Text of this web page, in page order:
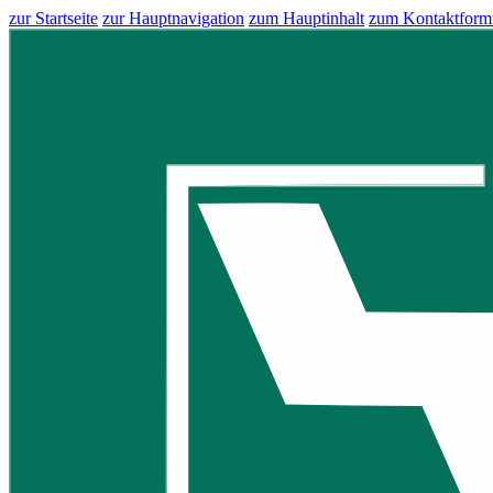
zur Startseite zur Hauptnavigation zum Hauptinhalt zum